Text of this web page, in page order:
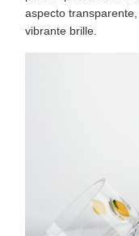
aspecto
vibrante brille.